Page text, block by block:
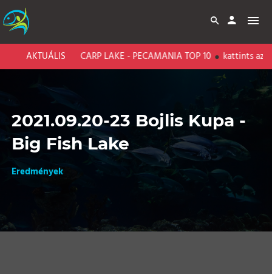
AKTUÁLISBARI CARP LAKE - PECAMANIA TOP 10 kattints az
2021.09.20-23 Bojlis Kupa -
Big Fish Lake
Eredmények